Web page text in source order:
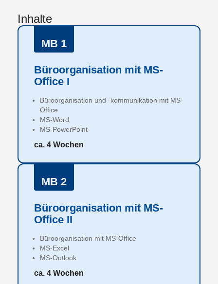
Inhalte
MB 1
Büroorganisation mit MS-
Office I
Büroorganisation und -kommunikation mit MS-
Office
MS-Word
MS-PowerPoint
ca. 4 Wochen
MB 2
Büroorganisation mit MS-
Office II
Büroorganisation mit MS-Office
MS-Excel
MS-Outlook
ca. 4 Wochen